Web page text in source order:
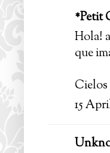
*Petit
Hola!
que
Cielos
15